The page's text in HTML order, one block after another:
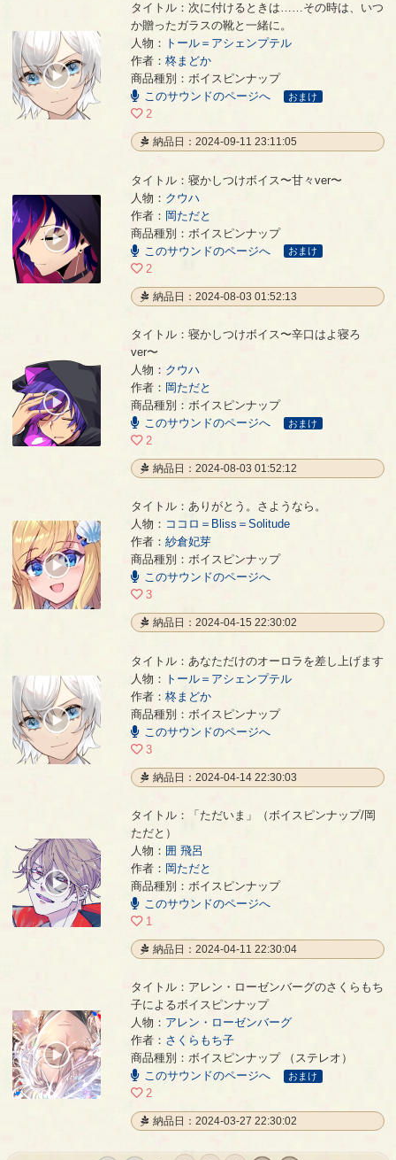
次に付けるときは……その時は、いつか贈ったガラスの靴と一緒に。
00:00
00:22
タイトル：次に付けるときは……その時は、いつ
か贈ったガラスの靴と一緒に。
人物： トール＝アシェンプテル
作者： 柊まどか
商品種別：ボイスピンナップ
このサウンドのページへ
おまけ
2
納品日：2024-09-11 23:11:05
寝かしつけボイス〜甘々ver〜 - 岡ただと
タイトル：寝かしつけボイス〜甘々ver〜
人物： クウハ
作者： 岡ただと
商品種別：ボイスピンナップ
このサウンドのページへ
おまけ
2
納品日：2024-08-03 01:52:13
寝かしつけボイス〜辛口はよ寝ろver〜
00:00
00:33
タイトル：寝かしつけボイス〜辛口はよ寝ろ
ver〜
人物： クウハ
作者： 岡ただと
商品種別：ボイスピンナップ
このサウンドのページへ
おまけ
2
納品日：2024-08-03 01:52:12
ありがとう。さようなら。 - 紗倉妃芽
タイトル：ありがとう。さようなら。
人物： ココロ＝Bliss＝Solitude
作者： 紗倉妃芽
商品種別：ボイスピンナップ
このサウンドのページへ
3
納品日：2024-04-15 22:30:02
あなただけのオーロラを差し上げます
タイトル：あなただけのオーロラを差し上げます
人物： トール＝アシェンプテル
作者： 柊まどか
商品種別：ボイスピンナップ
このサウンドのページへ
3
納品日：2024-04-14 22:30:03
「ただいま」（ボイスピンナップ/岡ただと）
00:00
00:05
タイトル：「ただいま」（ボイスピンナップ/岡
ただと）
人物： 囲 飛呂
作者： 岡ただと
商品種別：ボイスピンナップ
このサウンドのページへ
1
納品日：2024-04-11 22:30:04
アレン・ローゼンバーグのさくらもち子によるボイスピンナップ
00:00
00:33
タイトル：アレン・ローゼンバーグのさくらもち
子によるボイスピンナップ
人物： アレン・ローゼンバーグ
作者： さくらもち子
商品種別：ボイスピンナップ （ステレオ）
このサウンドのページへ
おまけ
2
納品日：2024-03-27 22:30:02